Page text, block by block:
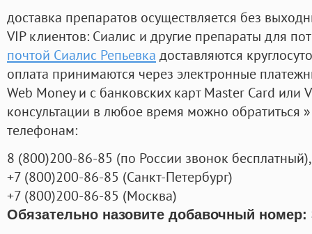
доставка препаратов осуществляется без
VIP клиентов: Сиалис и другие препараты для
почтой Сиалис Репьевка доставляются
оплата принимаются через электронные
Web Money и с банковских карт Master Card или
консультации в любое время можно обратиться
телефонам:
8 (800)200-86-85 (по России звонок бесплатный),
+7 (800)200-86-85 (Санкт-Петербург)
+7 (800)200-86-85 (Москва)
Обязательно назовите добавочный номер: